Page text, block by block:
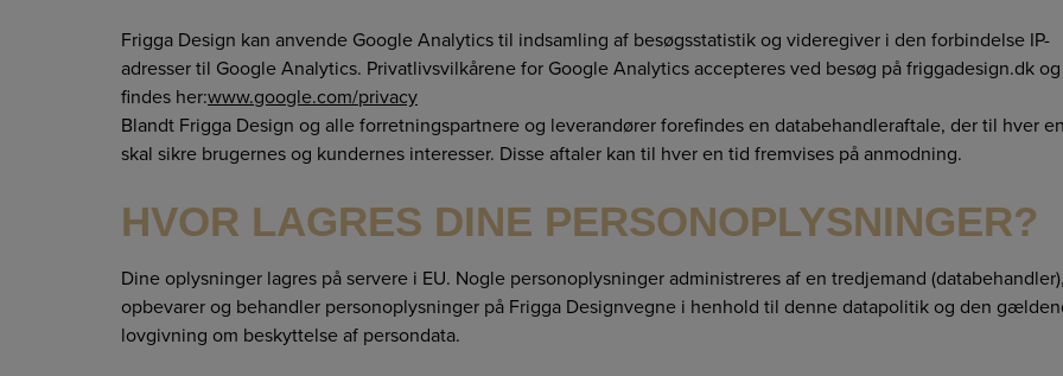
Frigga Design kan anvende Google Analytics til indsamling af besøgsstatistik og videregiver i den forbindelse IP-
adresser til Google Analytics. Privatlivsvilkårene for Google Analytics accepteres ved besøg på friggadesign.dk
findes her:www.google.com/privacy
Blandt Frigga Design og alle forretningspartnere og leverandører forefindes en databehandleraftale, der til hver
skal sikre brugernes og kundernes interesser. Disse aftaler kan til hver en tid fremvises på anmodning.
HVOR LAGRES DINE PERSONOPLYSNINGER?
Dine oplysninger lagres på servere i EU. Nogle personoplysninger administreres af en tredjemand
opbevarer og behandler personoplysninger på Frigga Designvegne i henhold til denne datapolitik og den
lovgivning om beskyttelse af persondata.